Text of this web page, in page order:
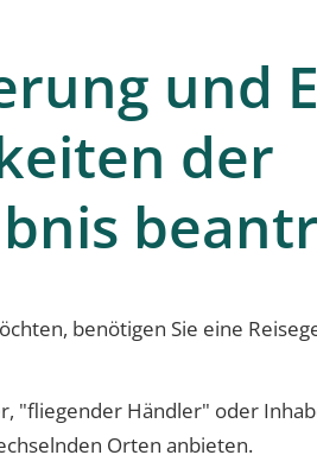
und
der
benötigen Sie eine
"fliegender Händler" oder
Orten anbieten.